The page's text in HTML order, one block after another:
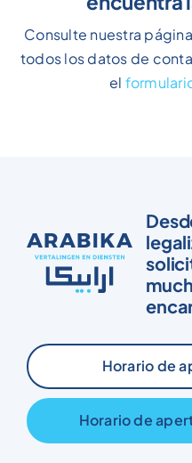
Consulte nuestra
todos los datos de
el
Horario de
Horario de